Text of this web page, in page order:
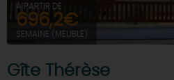
À PARTIR DE
696,2€
SEMAINE (MEUBLÉ)
Gîte Thérèse